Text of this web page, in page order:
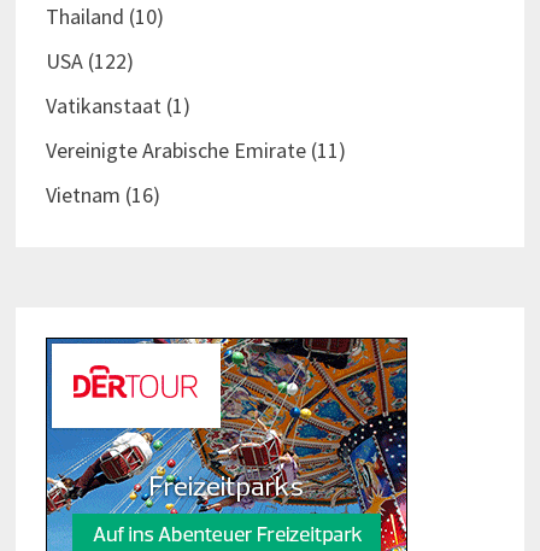
Thailand (10)
USA(122)
Vatikanstaat(1)
Vereinigte Arabische Emirate(11)
Vietnam (16)